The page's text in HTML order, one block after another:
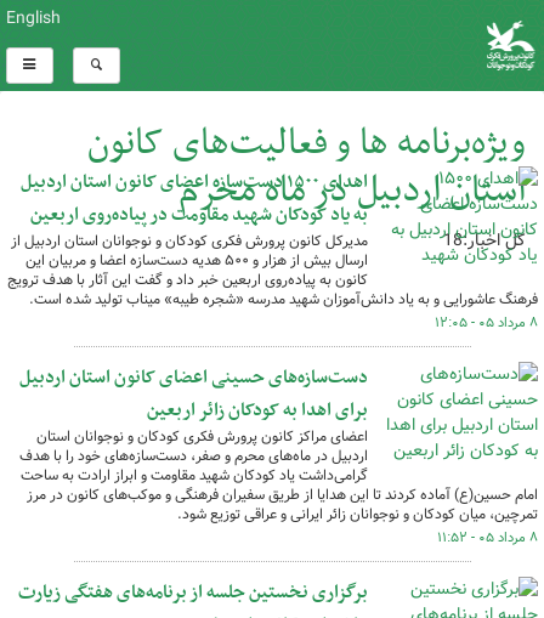
English
ویژه‌برنامه ها و فعالیت‌های کانون
استان اردبیل در ماه محرم
کل اخبار:18
اهدای ۱۵۰۰ دست‌سازه اعضای کانون استان اردبیل
به یاد کودکان شهید مقاومت در پیاده‌روی اربعین
مدیرکل کانون پرورش فکری کودکان و نوجوانان استان اردبیل از
ارسال بیش از هزار و ۵۰۰ هدیه دست‌سازه اعضا و مربیان این
کانون به پیاده‌روی اربعین خبر داد و گفت این آثار با هدف ترویج
فرهنگ عاشورایی و به یاد دانش‌آموزان شهید مدرسه «شجره طیبه» میناب تولید شده است.
۸ مرداد ۰۵ - ۱۲:۰۵
دست‌سازه‌های حسینی اعضای کانون استان اردبیل
برای اهدا به کودکان زائر اربعین
اعضای مراکز کانون پرورش فکری کودکان و نوجوانان استان
اردبیل در ماه‌های محرم و صفر، دست‌سازه‌های خود را با هدف
گرامی‌داشت یاد کودکان شهید مقاومت و ابراز ارادت به ساحت
امام حسین(ع) آماده کردند تا این هدایا از طریق سفیران فرهنگی و موکب‌های کانون در مرز
تمرچین، میان کودکان و نوجوانان زائر ایرانی و عراقی توزیع شود.
۸ مرداد ۰۵ - ۱۱:۵۲
برگزاری نخستین جلسه از برنامه‌های هفتگی زیارت